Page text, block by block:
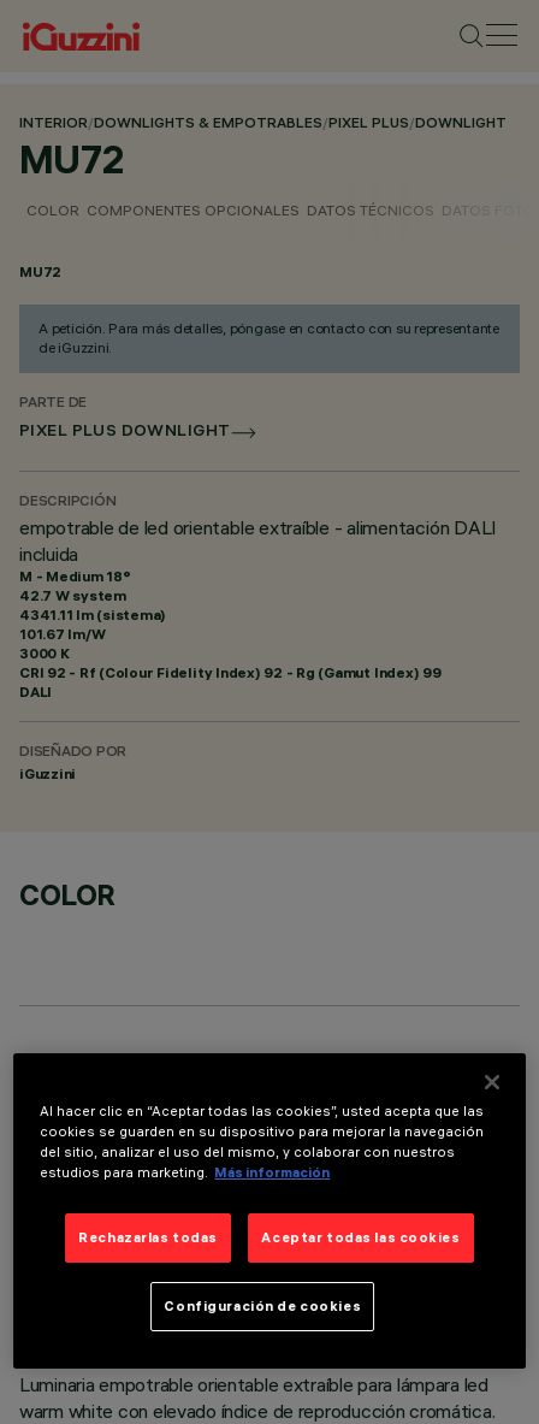
INTERIOR/DOWNLIGHTS & EMPOTRABLES/PIXEL PLUS/DOWNLIGHT
MU72
COLOR COMPONENTES OPCIONALES DATOS TÉCNICOS DATOS
MU72
A petición. Para más detalles, póngase en contacto con su representante
de iGuzzini.
PARTE DE
PIXEL PLUS DOWNLIGHT
DESCRIPCIÓN
empotrable de led orientable extraíble - alimentación DALI
incluida
M - Medium 18°
42.7 W system
4341.11 lm (sistema)
101.67 lm/W
3000 K
CRI 92 - Rf (Colour Fidelity Index) 92 - Rg (Gamut Index) 99
DALI
DISEÑADO POR
iGuzzini
COLOR
DATOS TÉCNICOS
ÚLTIMA ACTUALIZACIÓN: 07/08/2026
Luminaria empotrable orientable extraíble para lámpara led
warm white con elevado índice de reproducción cromática.
Al hacer clic en “Aceptar todas las cookies”, usted acepta que las
cookies se guarden en su dispositivo para mejorar la navegación
del sitio, analizar el uso del mismo, y colaborar con nuestros
estudios para marketing. Más información
Rechazarlas todas Aceptar todas las cookies
Configuración de cookies